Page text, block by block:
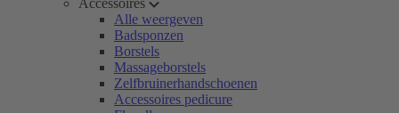
Accessoires
Alle weergeven
Badsponzen
Borstels
Massageborstels
Zelfbruinerhandschoenen
Accessoires pedicure